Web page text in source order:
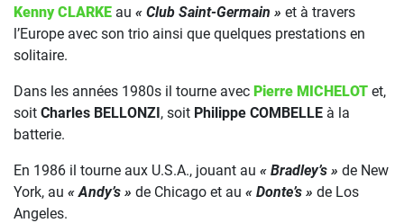
Kenny CLARKE au « Club Saint-Germain » et à travers
l’Europe avec son trio ainsi que quelques prestations en
solitaire.
Dans les années 1980s il tourne avec Pierre MICHELOT et,
soit Charles BELLONZI, soit Philippe COMBELLE à la
batterie.
En 1986 il tourne aux U.S.A., jouant au « Bradley’s » de New
York, au « Andy’s » de Chicago et au « Donte’s » de Los
Angeles.